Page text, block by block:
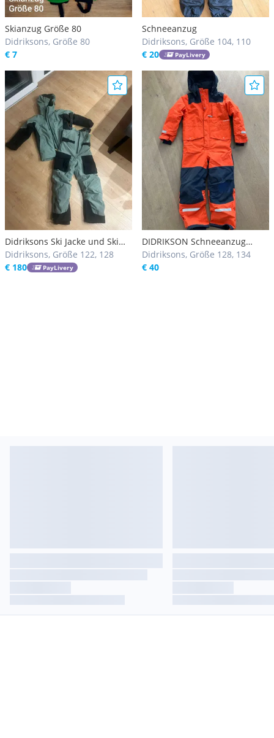
Skianzug Größe 80
Didriksons, Größe 80
€ 7
Schneeanzug
Didriksons, Größe 104, 110
€ 20
PayLivery
Didriksons Ski Jacke und Ski
Hose Gr. 120, Farbe: light moss
(grün)
Didriksons, Größe 122, 128
€ 180
PayLivery
DIDRIKSON Schneeanzug
Gr.130
Didriksons, Größe 128, 134
€ 40